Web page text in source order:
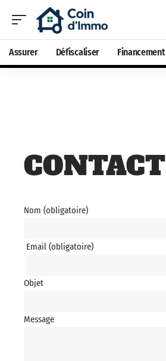
Assurer Défiscaliser Financement
CONTACT
Nom (obligatoire)
Email (obligatoire)
Objet
Message